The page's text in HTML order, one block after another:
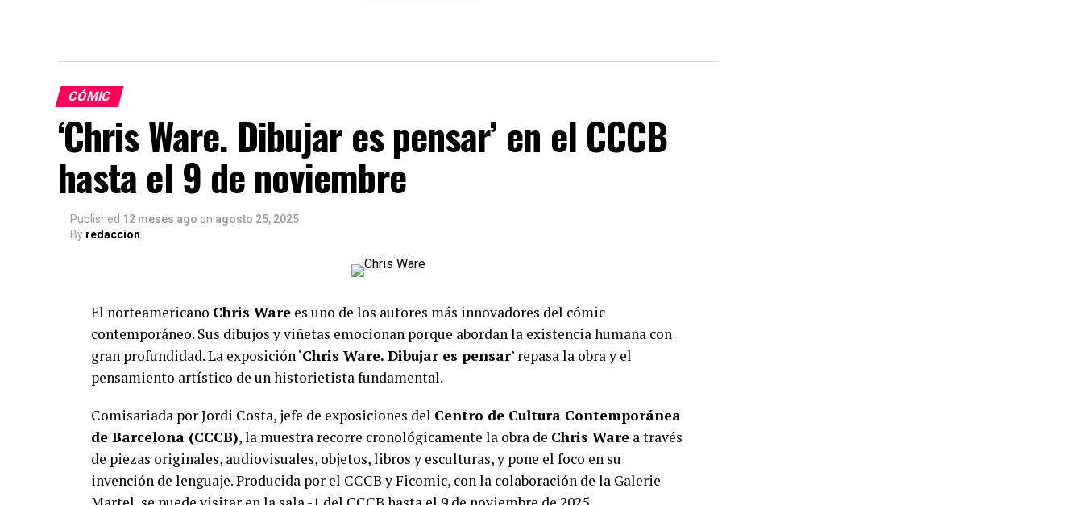
CÓMIC
‘Chris Ware. Dibujar es pensar’ en el CCCB
hasta el 9 de noviembre
Published 12 meses ago on agosto 25, 2025
By redaccion
El norteamericano Chris Ware es uno de los autores más innovadores del cómic
contemporáneo. Sus dibujos y viñetas emocionan porque abordan la existencia humana con
gran profundidad. La exposición ‘Chris Ware. Dibujar es pensar’ repasa la obra y el
pensamiento artístico de un historietista fundamental.
Comisariada por Jordi Costa, jefe de exposiciones del Centro de Cultura Contemporánea
de Barcelona (CCCB), la muestra recorre cronológicamente la obra de Chris Ware a través
de piezas originales, audiovisuales, objetos, libros y esculturas, y pone el foco en su
invención de lenguaje. Producida por el CCCB y Ficomic, con la colaboración de la Galerie